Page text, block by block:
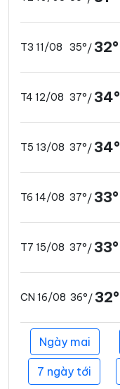
T3 11/08 35°/ 32°
T4 12/08 37°/ 34°
T5 13/08 37°/ 34°
T6 14/08 37°/ 33°
T7 15/08 37°/ 33°
CN 16/08 36°/ 32°
Ngày mai
7 ngày tới